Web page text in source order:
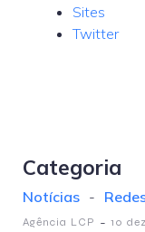
Sites
Twitter
Categoria
Notícias -
Agência LCP - 10